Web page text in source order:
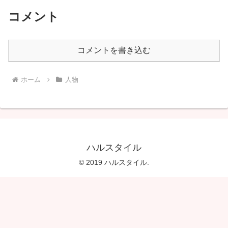
コメント
コメントを書き込む
ホーム 人物
ハルスタイル
© 2019 ハルスタイル.